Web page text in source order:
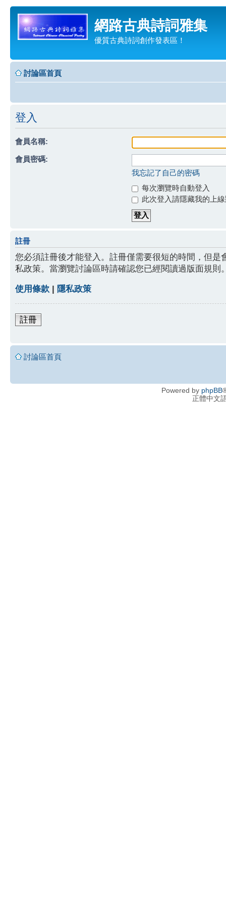
網路古典詩詞雅集
優質古典詩詞創作發表區！
討論區首頁
登入
會員名稱:
會員密碼:
我忘記了自己的密碼
每次瀏覽時自動登入
此次登入請隱藏我的上
註冊
您必須註冊後才能登入。註冊僅需要很短的時間，但
私政策。當瀏覽討論區時請確認您已經閱讀過版面規則
使用條款 | 隱私政策
註冊
討論區首頁
Powered by phpBB
正體中文